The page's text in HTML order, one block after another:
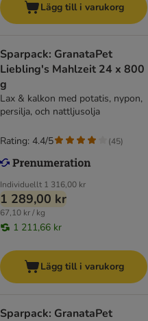
Lägg till i varukorg
Sparpack: GranataPet
Liebling's Mahlzeit 24 x 800
g
Lax & kalkon med potatis, nypon,
persilja, och nattljusolja
Individuellt 1 316,00 kr
1 289,00 kr
67,10 kr / kg
1 211,66 kr
Rating: 4.4/5 (45)
Lägg till i varukorg
Sparpack: GranataPet